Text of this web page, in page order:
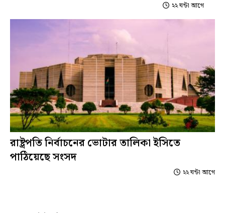
২২ ঘন্টা আগে
রাষ্ট্রপতি নির্বাচনের ভোটার তালিকা ইসিতে
পাঠিয়েছে সংসদ
২২ ঘন্টা আগে